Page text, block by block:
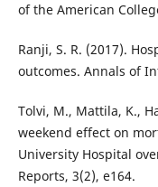
of the American
Ranji, S. R. (2017).
outcomes. Annals of
Tolvi, M., Mattila, K.,
weekend effect on
University Hospital
Reports, 3(2), e164.